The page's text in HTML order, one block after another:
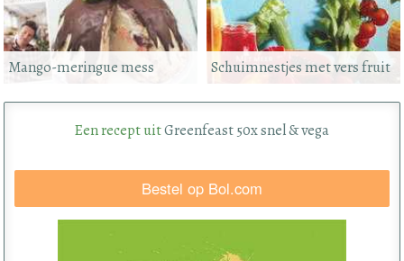
Schuimnestjes met vers fruit
Mango-meringue mess
Een recept uitGreenfeast 50x snel & vega
Bestel op Bol.com